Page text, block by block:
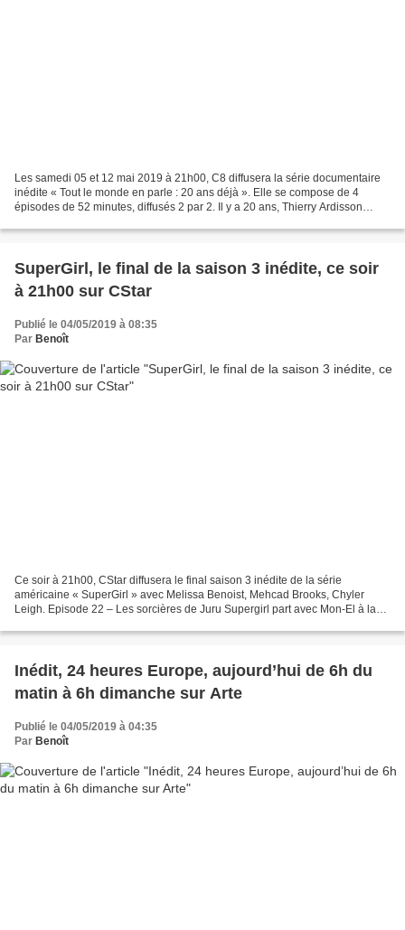
Les samedi 05 et 12 mai 2019 à 21h00, C8 diffusera la série documentaire
inédite « Tout le monde en parle : 20 ans déjà ». Elle se compose de 4
épisodes de 52 minutes, diffusés 2 par 2. Il y a 20 ans, Thierry Ardisson
SuperGirl, le final de la saison 3 inédite, ce soir
à 21h00 sur CStar
Publié le 04/05/2019 à 08:35
Par Benoît
Ce soir à 21h00, CStar diffusera le final saison 3 inédite de la série
américaine « SuperGirl » avec Melissa Benoist, Mehcad Brooks, Chyler
Leigh. Episode 22 – Les sorcières de Juru Supergirl part avec Mon-El à la
Inédit, 24 heures Europe, aujourd’hui de 6h du
matin à 6h dimanche sur Arte
Publié le 04/05/2019 à 04:35
Par Benoît